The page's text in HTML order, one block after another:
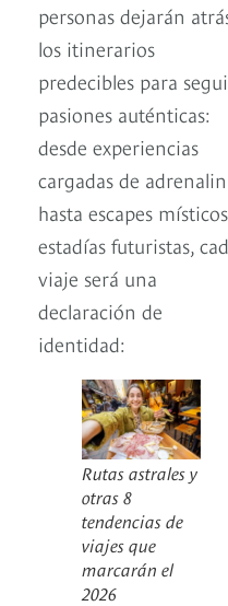
personas dejarán
los itinerarios
predecibles para
pasiones auténticas:
desde experiencias
cargadas de
hasta escapes
estadías futuristas,
viaje será una
declaración de
identidad:
Rutas astrales y
otras 8
tendencias de
viajes que
marcarán el
2026